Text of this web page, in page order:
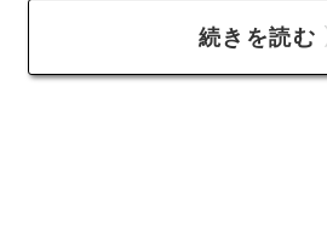
続きを読む